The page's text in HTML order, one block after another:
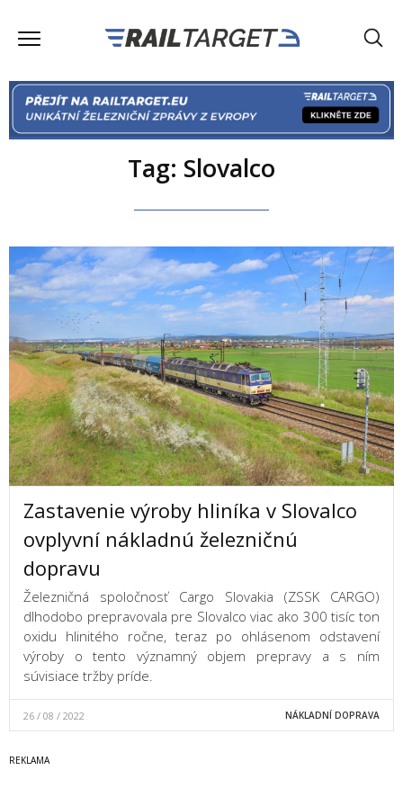
Tag: Slovalco
Zastavenie výroby hliníka v Slovalco
ovplyvní nákladnú železničnú
dopravu
Železničná spoločnosť Cargo Slovakia (ZSSK CARGO)
dlhodobo prepravovala pre Slovalco viac ako 300 tisíc ton
oxidu hlinitého ročne, teraz po ohlásenom odstavení
výroby o tento významný objem prepravy a s ním
súvisiace tržby príde.
26 / 08 / 2022 NÁKLADNÍ DOPRAVA